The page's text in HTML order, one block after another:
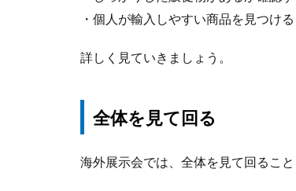
・個人が輸入しやすい商品を見つける
詳しく見ていきましょう。
全体を見て回る
海外展示会では、全体を見て回ること